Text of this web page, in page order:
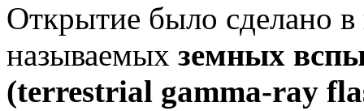
Открытие было сделано
называемых земных
(terrestrial gamma-ray